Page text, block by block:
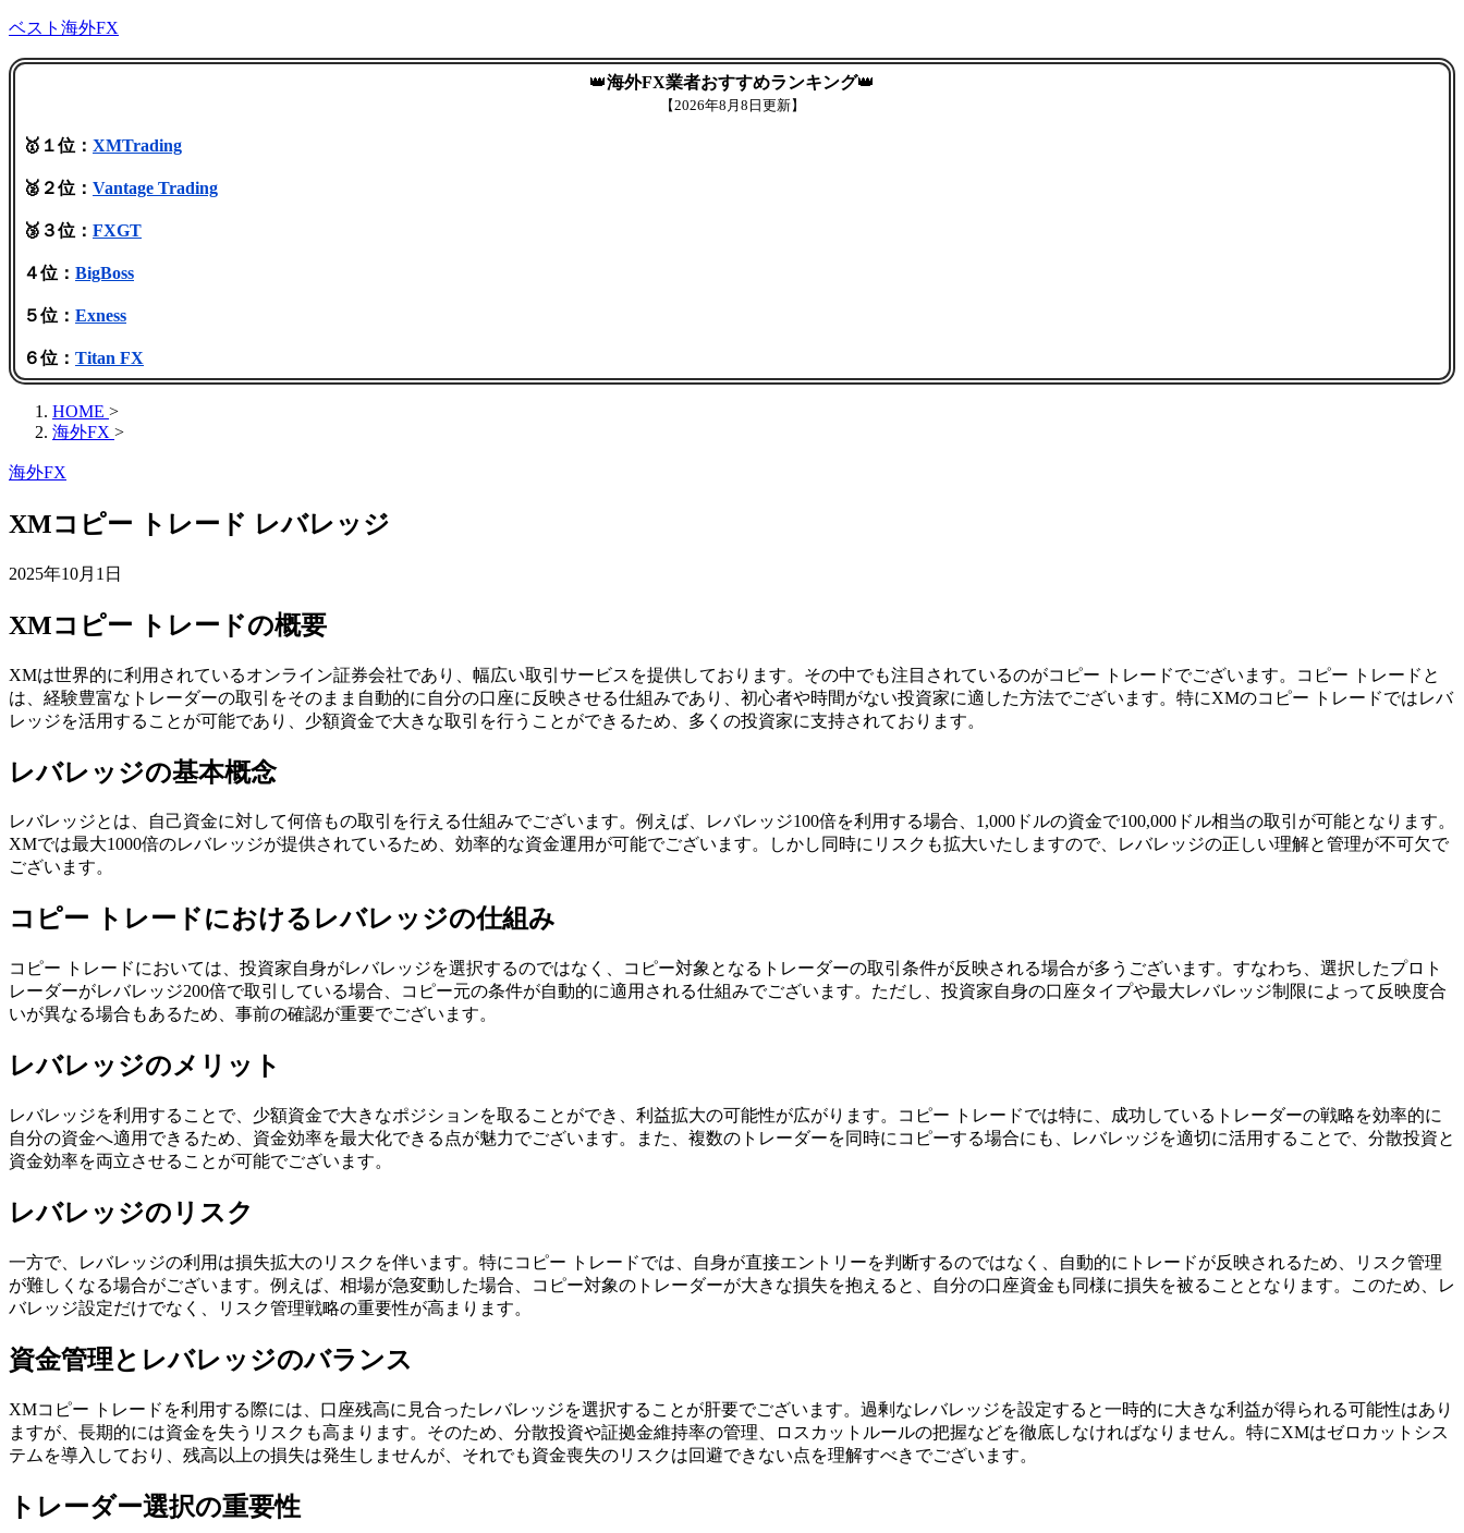
ベスト海外FX
👑海外FX業者おすすめランキング👑
【2026年8月8日更新】
🥇１位： XMTrading
🥈２位： Vantage Trading
🥉３位： FXGT
４位： BigBoss
５位： Exness
６位： Titan FX
HOME >
海外FX >
海外FX
XMコピー トレード レバレッジ
2025年10月1日
XMコピー トレードの概要
XMは世界的に利用されているオンライン証券会社であり、幅広い取引サービスを提供しております。その中でも注目されているのがコピー トレードでございます。コピー トレードと
は、経験豊富なトレーダーの取引をそのまま自動的に自分の口座に反映させる仕組みであり、初心者や時間がない投資家に適した方法でございます。特にXMのコピー トレードではレバ
レッジを活用することが可能であり、少額資金で大きな取引を行うことができるため、多くの投資家に支持されております。
レバレッジの基本概念
レバレッジとは、自己資金に対して何倍もの取引を行える仕組みでございます。例えば、レバレッジ100倍を利用する場合、1,000ドルの資金で100,000ドル相当の取引が可能となります。
XMでは最大1000倍のレバレッジが提供されているため、効率的な資金運用が可能でございます。しかし同時にリスクも拡大いたしますので、レバレッジの正しい理解と管理が不可欠で
ございます。
コピー トレードにおけるレバレッジの仕組み
コピー トレードにおいては、投資家自身がレバレッジを選択するのではなく、コピー対象となるトレーダーの取引条件が反映される場合が多うございます。すなわち、選択したプロト
レーダーがレバレッジ200倍で取引している場合、コピー元の条件が自動的に適用される仕組みでございます。ただし、投資家自身の口座タイプや最大レバレッジ制限によって反映度合
いが異なる場合もあるため、事前の確認が重要でございます。
レバレッジのメリット
レバレッジを利用することで、少額資金で大きなポジションを取ることができ、利益拡大の可能性が広がります。コピー トレードでは特に、成功しているトレーダーの戦略を効率的に
自分の資金へ適用できるため、資金効率を最大化できる点が魅力でございます。また、複数のトレーダーを同時にコピーする場合にも、レバレッジを適切に活用することで、分散投資と
資金効率を両立させることが可能でございます。
レバレッジのリスク
一方で、レバレッジの利用は損失拡大のリスクを伴います。特にコピー トレードでは、自身が直接エントリーを判断するのではなく、自動的にトレードが反映されるため、リスク管理
が難しくなる場合がございます。例えば、相場が急変動した場合、コピー対象のトレーダーが大きな損失を抱えると、自分の口座資金も同様に損失を被ることとなります。このため、レ
バレッジ設定だけでなく、リスク管理戦略の重要性が高まります。
資金管理とレバレッジのバランス
XMコピー トレードを利用する際には、口座残高に見合ったレバレッジを選択することが肝要でございます。過剰なレバレッジを設定すると一時的に大きな利益が得られる可能性はあり
ますが、長期的には資金を失うリスクも高まります。そのため、分散投資や証拠金維持率の管理、ロスカットルールの把握などを徹底しなければなりません。特にXMはゼロカットシス
テムを導入しており、残高以上の損失は発生しませんが、それでも資金喪失のリスクは回避できない点を理解すべきでございます。
トレーダー選択の重要性